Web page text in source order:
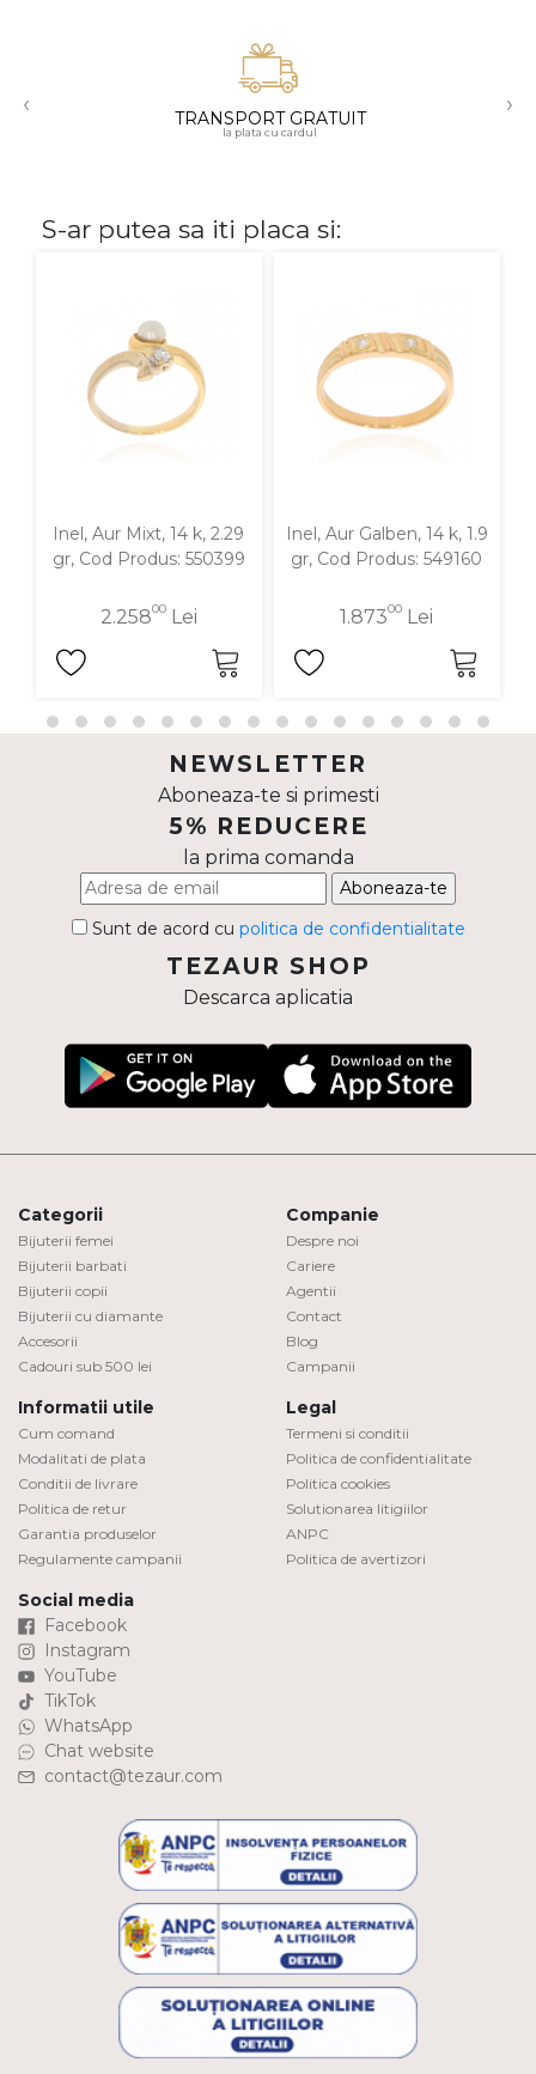
18K
‹ TRANSPORT GRATUIT
la plata cu cardul
›
S-ar putea sa iti placa si:
Inel, Aur Mixt, 14 k, 2.29
gr, Cod Produs: 550399
2.25800Lei
Inel, Aur Galben, 14 k, 1.9
gr, Cod Produs: 549160
1.87300 Lei
NEWSLETTER
Aboneaza-te si primesti
5% REDUCERE
la prima comanda
Aboneaza-te
Sunt de acord cu politica de confidentialitate
TEZAUR SHOP
Descarca aplicatia
Categorii
Bijuterii femei
Bijuterii barbati
Bijuterii copii
Bijuterii cu diamante
Accesorii
Cadouri sub 500 lei
Companie
Despre noi
Cariere
Agentii
Contact
Blog
Campanii
Informatii utile
Cum comand
Modalitati de plata
Conditii de livrare
Politica de retur
Garantia produselor
Regulamente campanii
Legal
Termeni si conditii
Politica de confidentialitate
Politica cookies
Solutionarea litigiilor
ANPC
Politica de avertizori
Social media
Facebook
Instagram
YouTube
TikTok
WhatsApp
Chat website
contact@tezaur.com